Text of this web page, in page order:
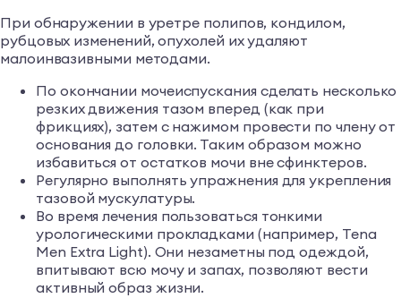
При обнаружении в уретре полипов, кондилом,
рубцовых изменений, опухолей их удаляют
малоинвазивными методами.
По окончании мочеиспускания сделать несколько
резких движения тазом вперед (как при
фрикциях), затем с нажимом провести по члену от
основания до головки. Таким образом можно
избавиться от остатков мочи вне сфинктеров.
Регулярно выполнять упражнения для укрепления
тазовой мускулатуры.
Во время лечения пользоваться тонкими
урологическими прокладками (например, Tena
Men Extra Light). Они незаметны под одеждой,
впитывают всю мочу и запах, позволяют вести
активный образ жизни.